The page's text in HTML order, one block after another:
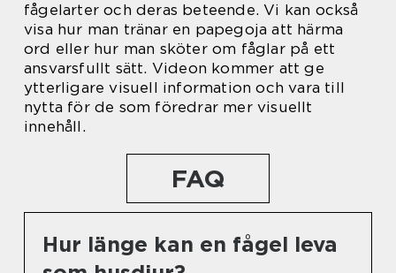
fågelarter och deras beteende. Vi kan också
visa hur man tränar en papegoja att härma
ord eller hur man sköter om fåglar på ett
ansvarsfullt sätt. Videon kommer att ge
ytterligare visuell information och vara till
nytta för de som föredrar mer visuellt
innehåll.
FAQ
Hur länge kan en fågel leva